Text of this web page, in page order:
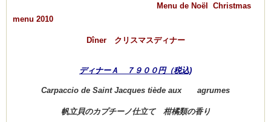
Menu de Noël Christmas
menu 2010
Dîner クリスマスディナー
ディナーＡ ７９００円（税込)
Carpaccio de Saint Jacques tiède aux agrumes
帆立貝のカプチーノ仕立て 柑橘類の香り